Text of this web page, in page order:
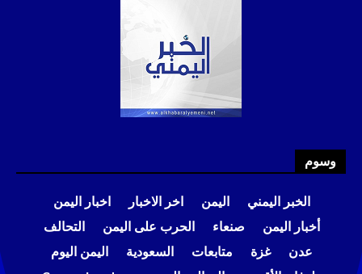
وسوم
الخبر اليمني اليمن اخر الاخبار
اخبار اليمن
أخبار اليمن
صنعاء الحرب على اليمن
التحالف
عدن
غزة متابعات السعودية
اليمن اليوم